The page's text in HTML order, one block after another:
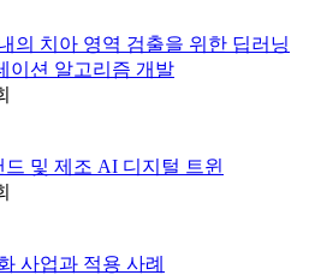
의 치아 영역 검출을 위한 딥러닝
이션 알고리즘 개발
및 제조 AI 디지털 트윈
사업과 적용 사례